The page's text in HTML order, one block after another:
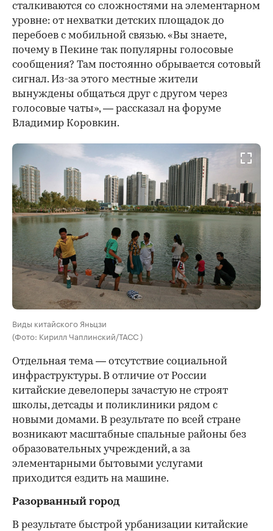
сталкиваются со сложностями на элементарном
уровне: от нехватки детских площадок до
перебоев с мобильной связью. «Вы знаете,
почему в Пекине так популярны голосовые
сообщения? Там постоянно обрывается сотовый
сигнал. Из-за этого местные жители
вынуждены общаться друг с другом через
голосовые чаты», — рассказал на форуме
Владимир Коровкин.
Виды китайского Яньцзи
(Фото: Кирилл Чаплинский/ТАСС )
Отдельная тема — отсутствие социальной
инфраструктуры. В отличие от России
китайские девелоперы зачастую не строят
школы, детсады и поликлиники рядом с
новыми домами. В результате по всей стране
возникают масштабные спальные районы без
образовательных учреждений, а за
элементарными бытовыми услугами
приходится ездить на машине.
Разорванный город
В результате быстрой урбанизации китайские